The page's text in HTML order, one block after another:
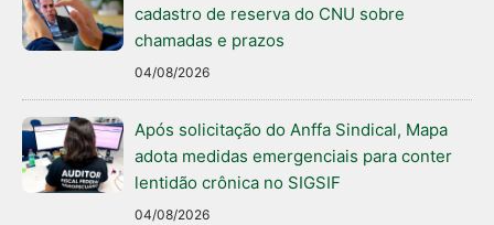
cadastro de reserva do CNU sobre
chamadas e prazos
04/08/2026
Após solicitação do Anffa Sindical, Mapa
adota medidas emergenciais para conter
lentidão crônica no SIGSIF
04/08/2026